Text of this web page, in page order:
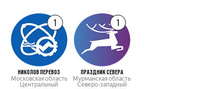
1
НИКОЛОВ ПЕРЕВОЗ
Московская область
Центральный
1
ПРАЗДНИК СЕВЕРА
Мурманская область
Северо-западный